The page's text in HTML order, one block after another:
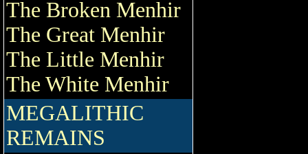
The Broken Menhir
The Great Menhir
The Little Menhir
The White Menhir
MEGALITHIC
REMAINS